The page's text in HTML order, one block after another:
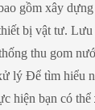
gồm xây
bị vật tư.
thu gom
lý Để tìm hiểu
hiện bạn có thể